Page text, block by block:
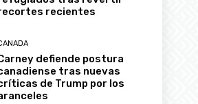
tras revertir
defiende postura
tras nuevas
de Trump por los